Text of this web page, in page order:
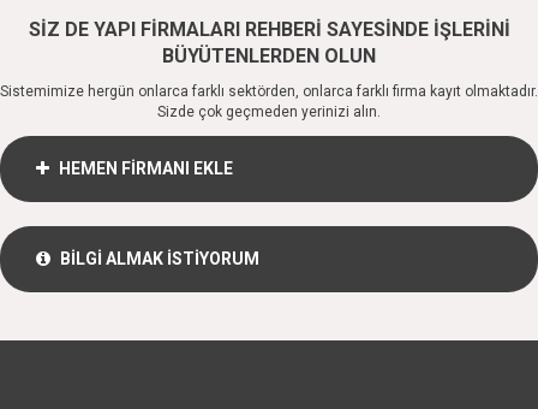
SİZ DE YAPI FİRMALARI REHBERİ SAYESİNDE İŞLERİNİ
BÜYÜTENLERDEN OLUN
Sistemimize hergün onlarca farklı sektörden, onlarca farklı firma kayıt olmaktadır.
Sizde çok geçmeden yerinizi alın.
HEMEN FİRMANI EKLE
BİLGİ ALMAK İSTİYORUM